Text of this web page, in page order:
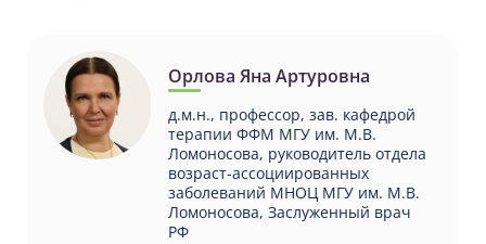
Орлова Яна Артуровна
д.м.н., профессор, зав. кафедрой
терапии ФФМ МГУ им. М.В.
Ломоносова, руководитель отдела
возраст-ассоциированных
заболеваний МНОЦ МГУ им. М.В.
Ломоносова, Заслуженный врач
РФ